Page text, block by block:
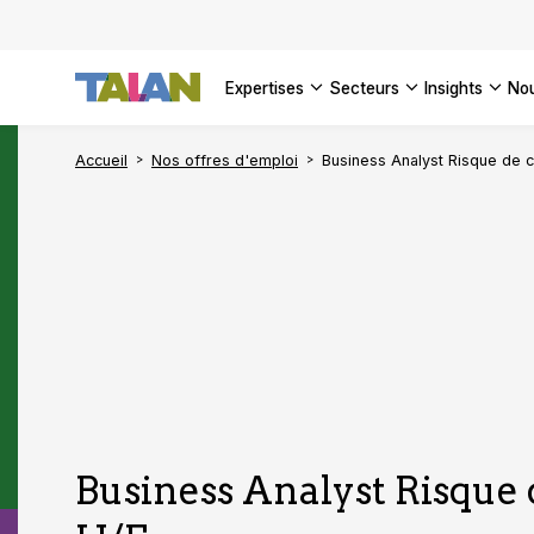
expertises secteurs insights
VOIR
VOIR
Accueil Nos offres d'emploi Business Analyst Risque de
Business Analyst Risque